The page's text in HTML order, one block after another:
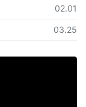
등록일
02.01
등록일
03.25